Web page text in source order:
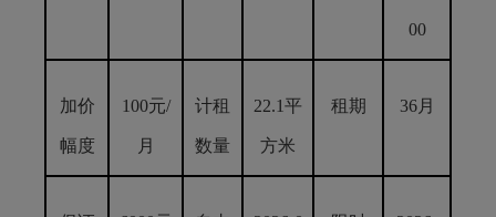
00
加价
幅度
100元/
月
计租
数量
22.1平
方米
租期 36月